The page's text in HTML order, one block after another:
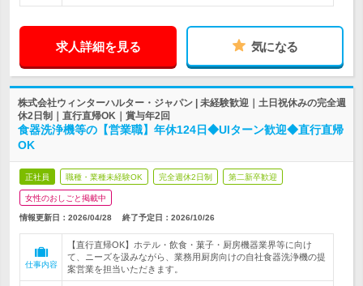
求人詳細を見る 気になる
株式会社ウィンターハルター・ジャパン | 未経験歓迎｜土日祝休みの完全週
休2日制｜直行直帰OK｜賞与年2回
食器洗浄機等の【営業職】年休124日◆UIターン歓迎◆直行直帰
OK
正社員 職種・業種未経験OK 完全週休2日制 第二新卒歓迎
女性のおしごと掲載中
情報更新日：2026/04/28 終了予定日： 2026/10/26
仕事内容
【直行直帰OK】ホテル・飲食・菓子・厨房機器業界等に向け
て、ニーズを汲みながら、業務用厨房向けの自社食器洗浄機の提
案営業を担当いただきます。